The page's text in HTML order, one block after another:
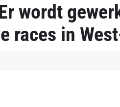
wordt
races in